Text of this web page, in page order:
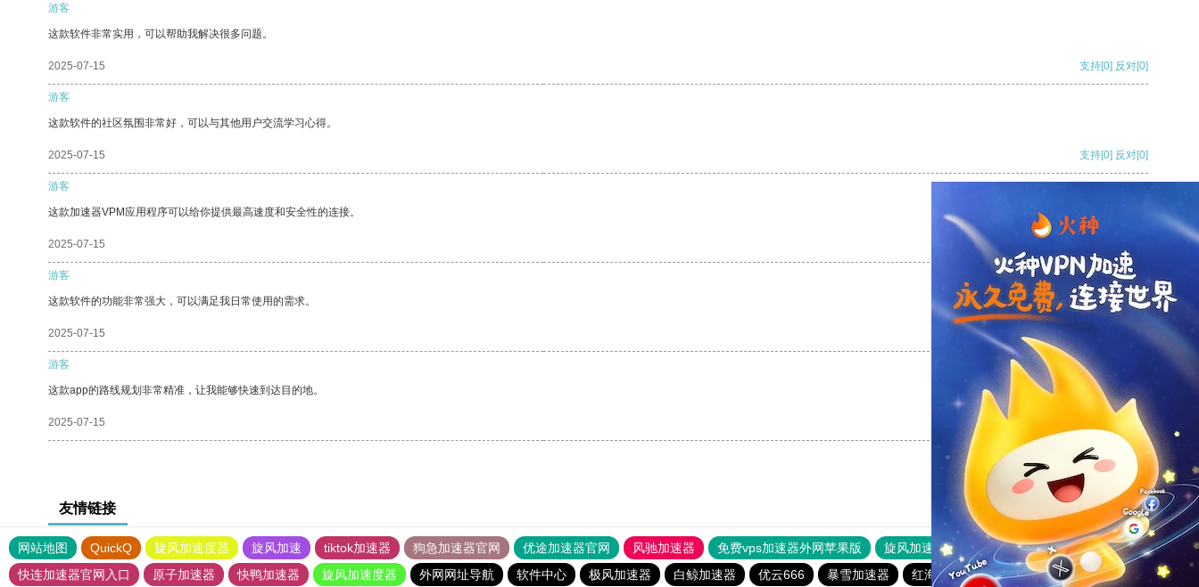
游客
这款软件非常实用，可以帮助我解决很多问题。
2025-07-15 支持[0] 反对[0]
游客
这款软件的社区氛围非常好，可以与其他用户交流学习心得。
2025-07-15 支持[0] 反对[0]
游客
这款加速器VPM应用程序可以给你提供最高速度和安全性的连接。
2025-07-15
游客
这款软件的功能非常强大，可以满足我日常使用的需求。
2025-07-15 反对
游客
这款app的路线规划非常精准，让我能够快速到达目的地。
2025-07-15 反对[0]
友情链接
网站地图 QuickQ 旋风加速度器 旋风加速 tiktok加速器 狗急加速器官网 优途加速器官网 风驰加速器 免费vps加速器外网苹果版 旋风加速度器
快连加速器
快连加速器官网入口
原子加速器 快鸭加速器 旋风加速度器 外网网址导航 软件中心 极风加速器 白鲸加速器 优云666 暴雪加速器 红海pro官网 gkd加速器 起飞加速器